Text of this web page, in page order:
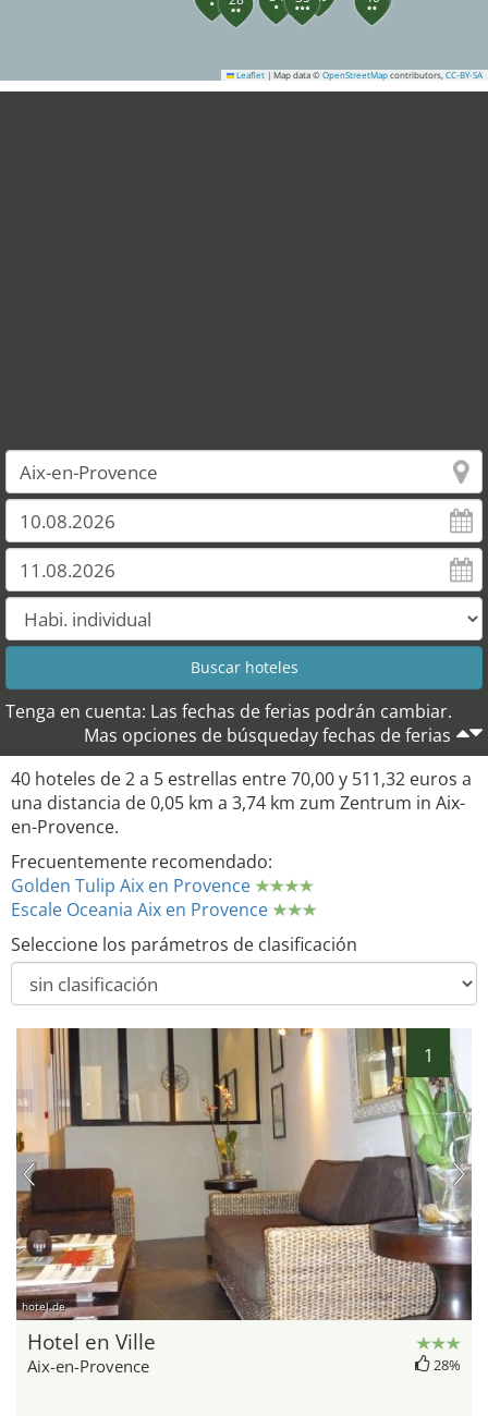
Leaflet | Map data © OpenStreetMap contributors, CC-BY-SA
Tenga en cuenta: Las fechas de ferias podrán cambiar.
Mas opciones de búsqueday fechas de ferias
40 hoteles de 2 a 5 estrellas entre 70,00 y 511,32 euros a
una distancia de 0,05 km a 3,74 km zum Zentrum in Aix-
en-Provence.
Frecuentemente recomendado:
Golden Tulip Aix en Provence
Escale Oceania Aix en Provence
Seleccione los parámetros de clasificación
1
hotel.de
Hotel en Ville
Aix-en-Provence 28%